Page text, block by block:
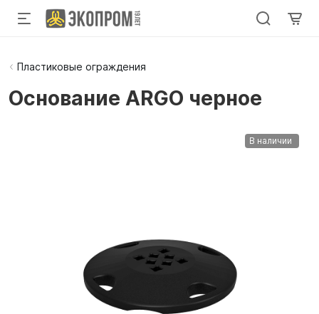
Пластиковые ограждения
Основание ARGO черное
В наличии